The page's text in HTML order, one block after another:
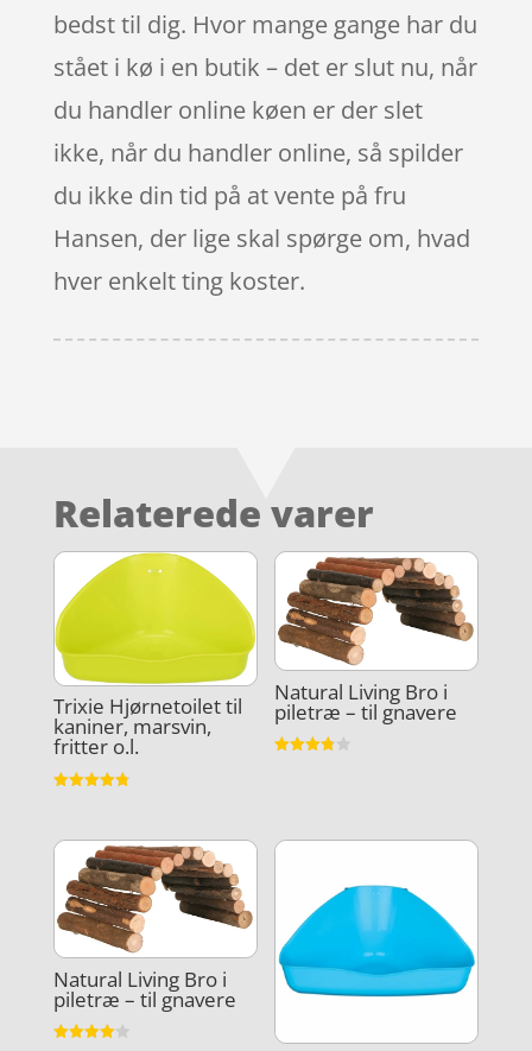
bedst til dig. Hvor mange gange har du
stået i kø i en butik – det er slut nu, når
du handler online køen er der slet
ikke, når du handler online, så spilder
du ikke din tid på at vente på fru
Hansen, der lige skal spørge om, hvad
hver enkelt ting koster.
Relaterede varer
Trixie Hjørnetoilet til
kaniner, marsvin,
fritter o.l.
Natural Living Bro i
piletræ – til gnavere
Natural Living Bro i
piletræ – til gnavere